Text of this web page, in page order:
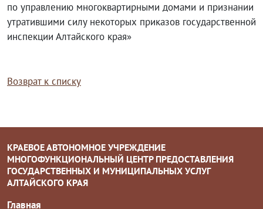
по управлению многоквартирными домами и признании
утратившими силу некоторых приказов государственной
инспекции Алтайского края»
Возврат к списку
КРАЕВОЕ АВТОНОМНОЕ УЧРЕЖДЕНИЕ
МНОГОФУНКЦИОНАЛЬНЫЙ ЦЕНТР ПРЕДОСТАВЛЕНИЯ
ГОСУДАРСТВЕННЫХ И МУНИЦИПАЛЬНЫХ УСЛУГ
АЛТАЙСКОГО КРАЯ
Главная